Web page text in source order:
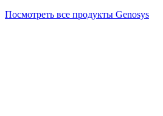
Посмотреть все продукты Genosys